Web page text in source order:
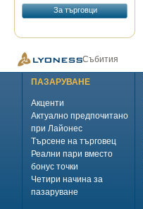
За търговци
Събития
ПАЗАРУВАНЕ
Акценти
Актуално предпочитано
при Лайонес
Търсене на търговец
Реални пари вместо
бонус точки
Четири начина за
пазаруване